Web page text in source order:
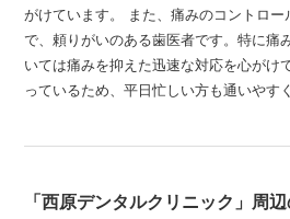
がけています。 また、痛みのコントロ
で、頼りがいのある歯医者です。特に痛
いては痛みを抑えた迅速な対応を心がけ
っているため、平日忙しい方も通いやす
「西原デンタルクリニック」周